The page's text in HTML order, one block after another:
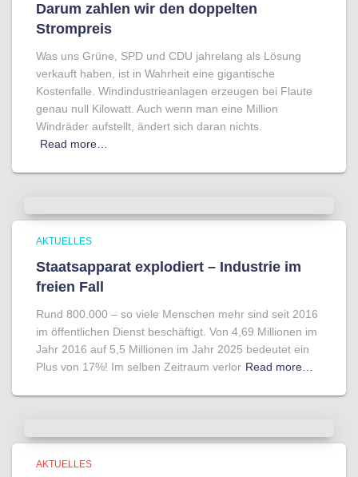
Darum zahlen wir den doppelten
Strompreis
Was uns Grüne, SPD und CDU jahrelang als Lösung
verkauft haben, ist in Wahrheit eine gigantische
Kostenfalle. Windindustrieanlagen erzeugen bei Flaute
genau null Kilowatt. Auch wenn man eine Million
Windräder aufstellt, ändert sich daran nichts.
Read more…
AKTUELLES
Staatsapparat explodiert – Industrie im
freien Fall
Rund 800.000 – so viele Menschen mehr sind seit 2016
im öffentlichen Dienst beschäftigt. Von 4,69 Millionen im
Jahr 2016 auf 5,5 Millionen im Jahr 2025 bedeutet ein
Plus von 17%! Im selben Zeitraum verlor Read more…
AKTUELLES